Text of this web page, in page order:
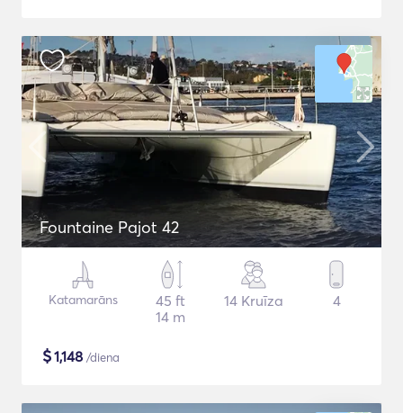
Fountaine Pajot 42
Katamarāns
45 ft
14 m
14 Kruīza 4
$1,148 /diena